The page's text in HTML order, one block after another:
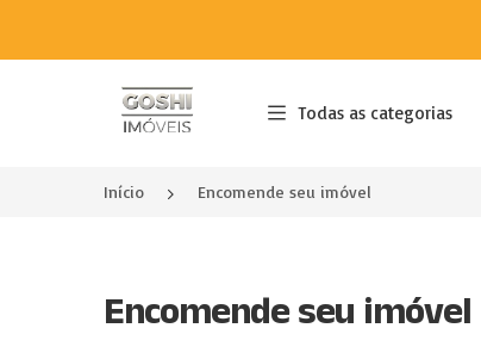
Página inicial
Todas as categorias
Início Encomende seu imóvel
Encomende seu imóvel